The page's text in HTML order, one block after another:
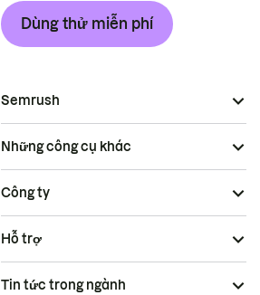
Dùng thử miễn phí
Semrush
Những công cụ khác
Công ty
Hỗ trợ
Tin tức trong ngành